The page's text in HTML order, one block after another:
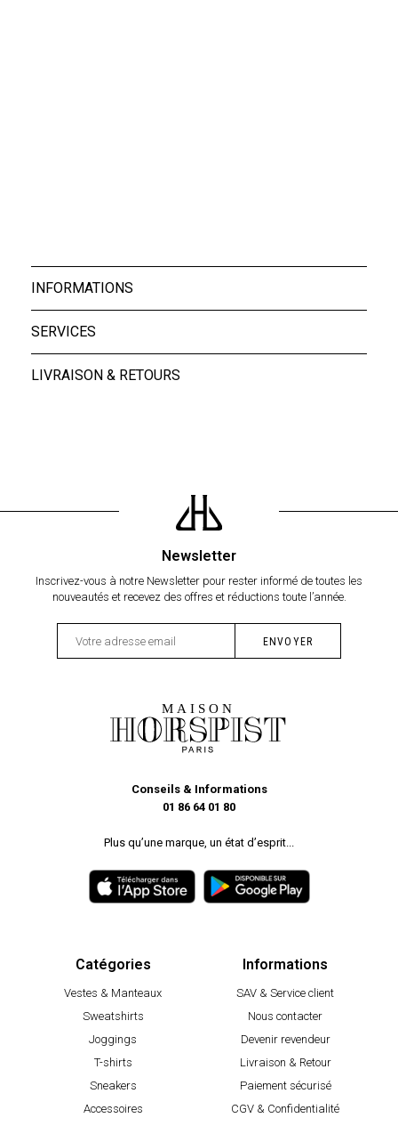
INFORMATIONS
SERVICES
LIVRAISON & RETOURS
Newsletter
Inscrivez-vous à notre Newsletter pour rester informé de toutes les
nouveautés et recevez des offres et réductions toute l’année.
Conseils & Informations
01 86 64 01 80
Plus qu’une marque, un état d’esprit...
Catégories
Vestes & Manteaux
Sweatshirts
Joggings
T-shirts
Sneakers
Accessoires
Informations
SAV & Service client
Nous contacter
Devenir revendeur
Livraison & Retour
Paiement sécurisé
CGV & Confidentialité